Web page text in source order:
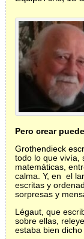
Pero crear
Grothendieck
todo lo que vivía,
matemáticas,
calma. Y, en el
escritas y
sorpresas y
Légaut, que
sobre ellas,
estaba bien